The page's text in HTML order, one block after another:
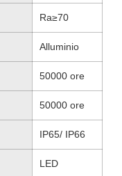
Ra≥70
Alluminio
50000 ore
50000 ore
IP65/ IP66
LED